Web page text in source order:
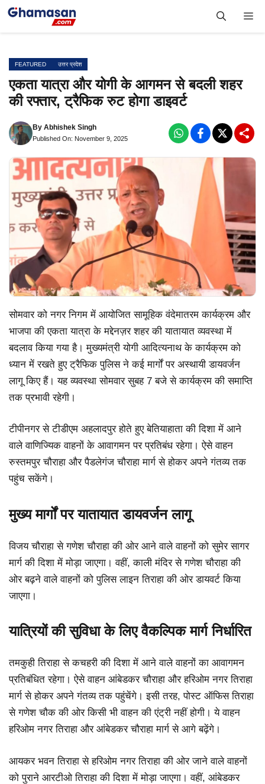
Skip
FEATURED उत्तर प्रदेश
एकता यात्रा और योगी के आगमन से बदली शहर
की रफ्तार, ट्रैफिक रुट होगा डाइवर्ट
By Abhishek Singh
Published On: November 9, 2025
सोमवार को नगर निगम में आयोजित सामूहिक वंदेमातरम कार्यक्रम और
भाजपा की एकता यात्रा के मद्देनज़र शहर की यातायात व्यवस्था में
बदलाव किया गया है। मुख्यमंत्री योगी आदित्यनाथ के कार्यक्रम को
ध्यान में रखते हुए ट्रैफिक पुलिस ने कई मार्गों पर अस्थायी डायवर्जन
लागू किए हैं। यह व्यवस्था सोमवार सुबह 7 बजे से कार्यक्रम की समाप्ति
तक प्रभावी रहेगी।
टीपीनगर से टीडीएम अहलादपुर होते हुए बेतियाहाता की दिशा में आने
वाले वाणिज्यिक वाहनों के आवागमन पर प्रतिबंध रहेगा। ऐसे वाहन
रुस्तमपुर चौराहा और पैडलेगंज चौराहा मार्ग से होकर अपने गंतव्य तक
पहुंच सकेंगे।
मुख्य मार्गों पर यातायात डायवर्जन लागू
विजय चौराहा से गणेश चौराहा की ओर आने वाले वाहनों को सुमेर सागर
मार्ग की दिशा में मोड़ा जाएगा। वहीं, काली मंदिर से गणेश चौराहा की
ओर बढ़ने वाले वाहनों को पुलिस लाइन तिराहा की ओर डायवर्ट किया
जाएगा।
यात्रियों की सुविधा के लिए वैकल्पिक मार्ग निर्धारित
तमकुही तिराहा से कचहरी की दिशा में आने वाले वाहनों का आवागमन
प्रतिबंधित रहेगा। ऐसे वाहन आंबेडकर चौराहा और हरिओम नगर तिराहा
मार्ग से होकर अपने गंतव्य तक पहुंचेंगे। इसी तरह, पोस्ट ऑफिस तिराहा
से गणेश चौक की ओर किसी भी वाहन की एंट्री नहीं होगी। ये वाहन
हरिओम नगर तिराहा और आंबेडकर चौराहा मार्ग से आगे बढ़ेंगे।
आयकर भवन तिराहा से हरिओम नगर तिराहा की ओर जाने वाले वाहनों
को पुराने आरटीओ तिराहा की दिशा में मोड़ा जाएगा। वहीं, आंबेडकर